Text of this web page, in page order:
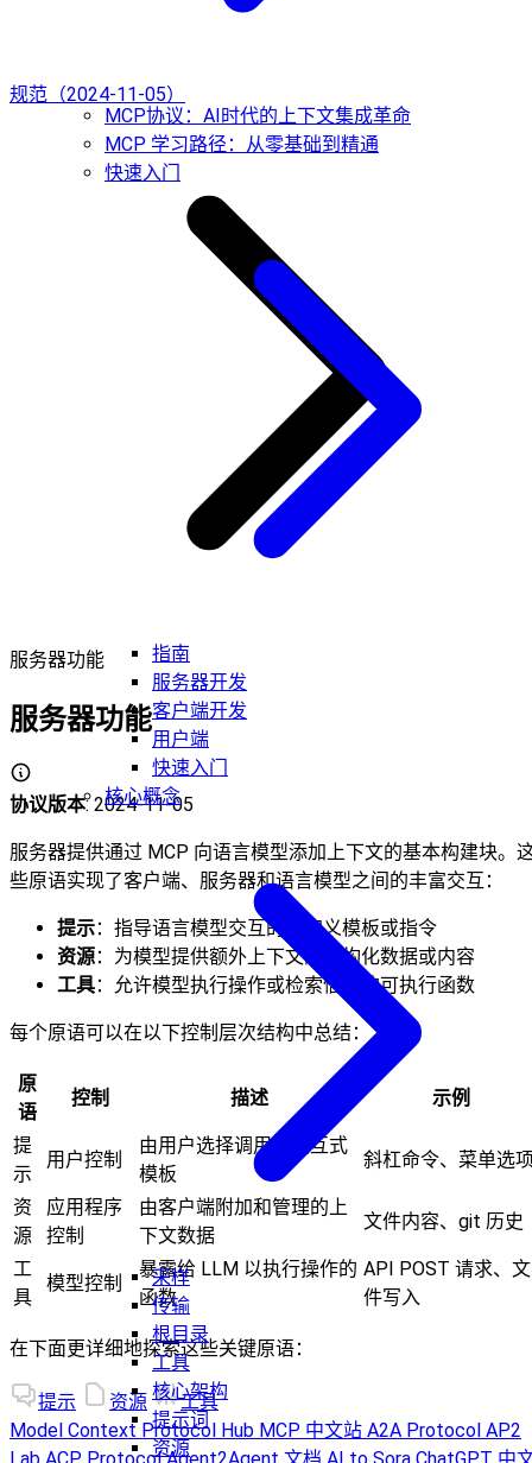
MCP协议：AI时代的上下文集成革命
MCP 学习路径：从零基础到精通
快速入门
指南
服务器开发
客户端开发
用户端
快速入门
核心概念
采样
传输
根目录
工具
核心架构
提示词
资源
规范（2024-11-05）
服务器功能
服务器功能
协议版本: 2024-11-05
服务器提供通过 MCP 向语言模型添加上下文的基本构建块。
些原语实现了客户端、服务器和语言模型之间的丰富交互：
提示：指导语言模型交互的预定义模板或指令
资源：为模型提供额外上下文的结构化数据或内容
工具：允许模型执行操作或检索信息的可执行函数
每个原语可以在以下控制层次结构中总结：
原
语
控制 描述 示例
提
示
用户控制
由用户选择调用的交互式
模板
斜杠命令、菜单选
资
源
应用程序
控制
由客户端附加和管理的上
下文数据
文件内容、git 历史
工
具
模型控制
暴露给 LLM 以执行操作的
函数
API POST 请求、文
件写入
在下面更详细地探索这些关键原语：
提示 资源
工具
Model Context Protocol Hub MCP 中文站 A2A Protocol AP2